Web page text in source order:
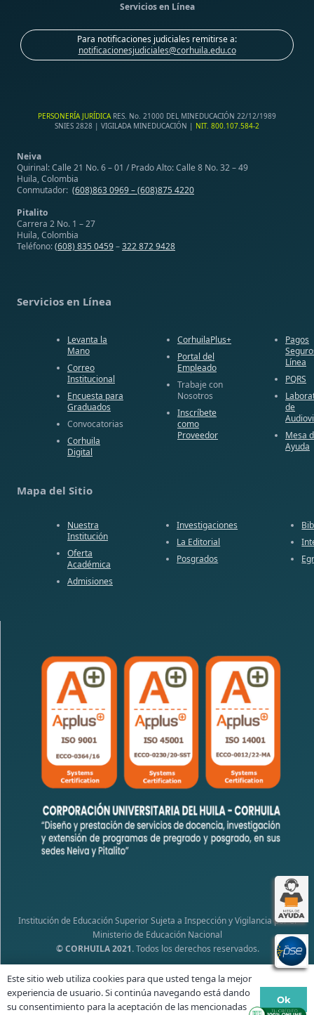
Servicios en Línea
Para notificaciones judiciales remitirse a:
notificacionesjudiciales@corhuila.edu.co
PERSONERÍA JURÍDICA RES. No. 21000 DEL MINEDUCACIÓN 22/12/1989
SNIES 2828 | VIGILADA MINEDUCACIÓN | NIT. 800.107.584-2
Neiva
Quirinal: Calle 21 No. 6 – 01 / Prado Alto: Calle 8 No. 32 – 49
Huila, Colombia
Conmutador: (608)863 0969 –(608)875 4220
Pitalito
Carrera 2 No. 1 – 27
Huila, Colombia
Teléfono:(608) 835 0459–322 872 9428
Servicios en Línea
Levanta la
Mano
Correo
Institucional
Encuesta para
Graduados
Convocatorias
Corhuila
Digital
CorhuilaPlus+
Portal del
Empleado
Trabaje con
Nosotros
Inscríbete
como
Proveedor
Pagos
Línea
PQRS
de
Mesa
Ayuda
Mapa del Sitio
Nuestra
Institución
Oferta
Académica
Admisiones
Investigaciones
La Editorial
Posgrados
Institución de Educación Superior Sujeta a Inspección y Vigilancia por el
Ministerio de Educación Nacional
© CORHUILA 2021.Todos los derechos reservados.
Política de Tratamiento de Datos Personales
Este sitio web utiliza cookies para que usted tenga la mejor
experiencia de usuario. Si continúa navegando está dando
su consentimiento para la aceptación de las mencionadas
Ok